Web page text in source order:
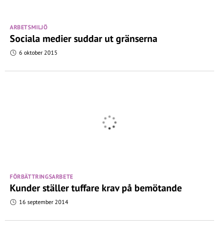
ARBETSMILJÖ
Sociala medier suddar ut gränserna
6 oktober 2015
FÖRBÄTTRINGSARBETE
Kunder ställer tuffare krav på bemötande
16 september 2014